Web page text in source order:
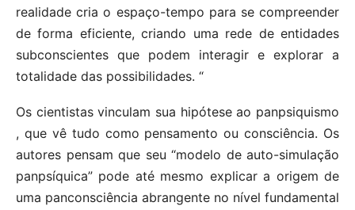
realidade cria o espaço-tempo para se compreender
de forma eficiente, criando uma rede de entidades
subconscientes que podem interagir e explorar a
totalidade das possibilidades. “
Os cientistas vinculam sua hipótese ao panpsiquismo
, que vê tudo como pensamento ou consciência. Os
autores pensam que seu “modelo de auto-simulação
panpsíquica” pode até mesmo explicar a origem de
uma panconsciência abrangente no nível fundamental